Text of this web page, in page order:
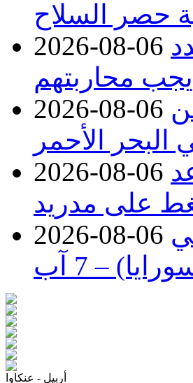
حصر السلاح
2026-08-06
محاربتهم
2026-08-06
البحر الأحمر
2026-08-06
على مدريد
2026-08-06
– 7 آب
أربيل - عنكاوا